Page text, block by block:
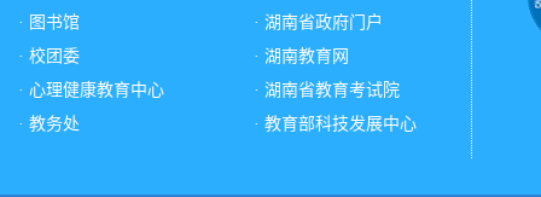
· 图书馆
· 校团委
· 心理健康教育中心
· 教务处
· 湖南省政府门户
· 湖南教育网
· 湖南省教育考试院
· 教育部科技发展中心